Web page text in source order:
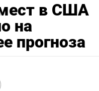
в США
на
прогноза